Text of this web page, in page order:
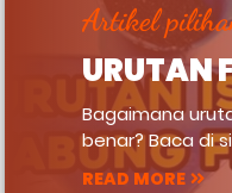
Artikel
URUTAN
Bagaimana
benar? Baca di
READ MORE